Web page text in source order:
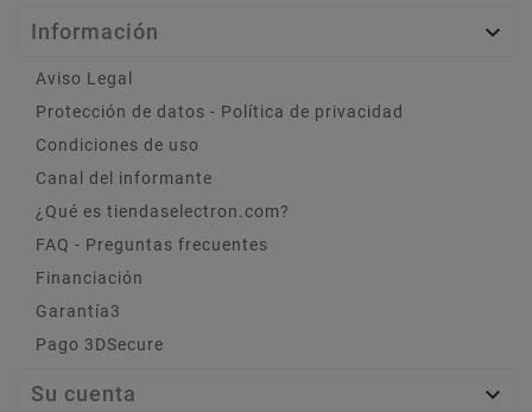
Información 
Aviso Legal
Protección de datos - Política de privacidad
Condiciones de uso
Canal del informante
¿Qué es tiendaselectron.com?
FAQ - Preguntas frecuentes
Financiación
Garantía3
Pago 3DSecure
Su cuenta 